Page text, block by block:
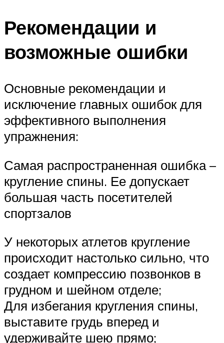
Рекомендации и
возможные ошибки
Основные рекомендации и
исключение главных ошибок для
эффективного выполнения
упражнения:
Самая распространенная ошибка –
кругление спины. Ее допускает
большая часть посетителей
спортзалов
У некоторых атлетов кругление
происходит настолько сильно, что
создает компрессию позвонков в
грудном и шейном отделе;
Для избегания кругления спины,
выставите грудь вперед и
удерживайте шею прямо;